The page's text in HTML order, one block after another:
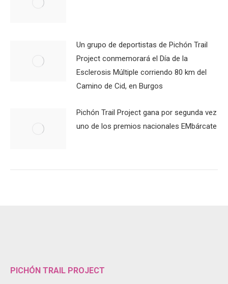
Un grupo de deportistas de Pichón Trail
Project conmemorará el Día de la
Esclerosis Múltiple corriendo 80 km del
Camino de Cid, en Burgos
Pichón Trail Project gana por segunda vez
uno de los premios nacionales EMbárcate
PICHÓN TRAIL PROJECT